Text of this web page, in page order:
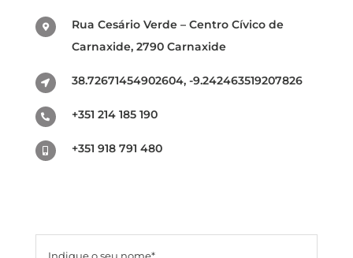
Rua Cesário Verde – Centro Cívico de
Carnaxide, 2790 Carnaxide
38.72671454902604, -9.242463519207826
+351 214 185 190
+351 918 791 480